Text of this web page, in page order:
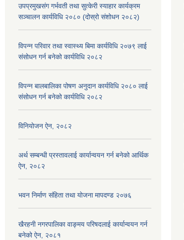
उपप्रमुखसंग गर्भवती तथा सुत्केरी स्याहार कार्यक्रम
सञ्चालन कार्यविधि २०८० (दोस्रो संशोधन २०८२)
विपन्न परिवार तथा स्वास्थ्य बिमा कार्यविधि २०७९ लाई
संसोधन गर्न बनेको कार्यविधि २०८२
विपन्न बालबालिका पोषण अनुदान कार्यविधि २०८० लाई
संसोधन गर्न बनेको कार्यविधि २०८२
विनियोजन ऐन, २०८२
अर्थ सम्बन्धी प्रस्तावलाई कार्यान्वयन गर्न बनेको आर्थिक
ऐन, २०८२
भवन निर्माण संहिता तथा योजना मापदण्ड २०७६
खैरहनी नगरपालिका वाङ्मय परिषदलाई कार्यान्वयन गर्न
बनेको ऐन, २०८१